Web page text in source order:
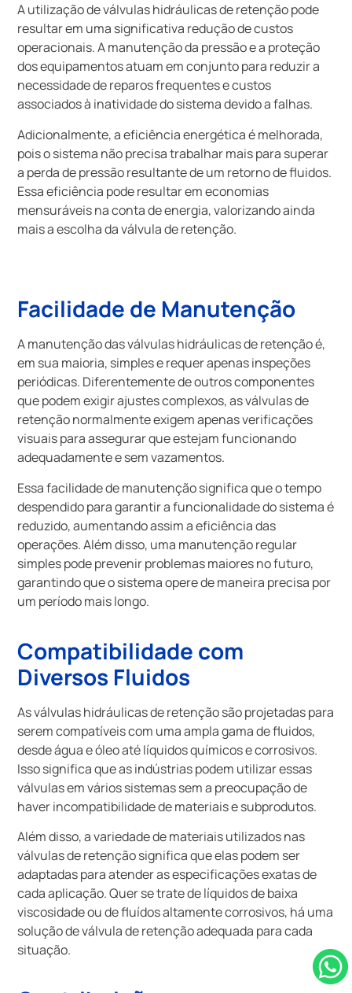
A utilização de válvulas hidráulicas de retenção pode
resultar em uma significativa redução de custos
operacionais. A manutenção da pressão e a proteção
dos equipamentos atuam em conjunto para reduzir a
necessidade de reparos frequentes e custos
associados à inatividade do sistema devido a falhas.
Adicionalmente, a eficiência energética é melhorada,
pois o sistema não precisa trabalhar mais para superar
a perda de pressão resultante de um retorno de fluidos.
Essa eficiência pode resultar em economias
mensuráveis na conta de energia, valorizando ainda
mais a escolha da válvula de retenção.
Facilidade de Manutenção
A manutenção das válvulas hidráulicas de retenção é,
em sua maioria, simples e requer apenas inspeções
periódicas. Diferentemente de outros componentes
que podem exigir ajustes complexos, as válvulas de
retenção normalmente exigem apenas verificações
visuais para assegurar que estejam funcionando
adequadamente e sem vazamentos.
Essa facilidade de manutenção significa que o tempo
despendido para garantir a funcionalidade do sistema é
reduzido, aumentando assim a eficiência das
operações. Além disso, uma manutenção regular
simples pode prevenir problemas maiores no futuro,
garantindo que o sistema opere de maneira precisa por
um período mais longo.
Compatibilidade com
Diversos Fluidos
As válvulas hidráulicas de retenção são projetadas para
serem compatíveis com uma ampla gama de fluidos,
desde água e óleo até líquidos químicos e corrosivos.
Isso significa que as indústrias podem utilizar essas
válvulas em vários sistemas sem a preocupação de
haver incompatibilidade de materiais e subprodutos.
Além disso, a variedade de materiais utilizados nas
válvulas de retenção significa que elas podem ser
adaptadas para atender as especificações exatas de
cada aplicação. Quer se trate de líquidos de baixa
viscosidade ou de fluídos altamente corrosivos, há uma
solução de válvula de retenção adequada para cada
situação.